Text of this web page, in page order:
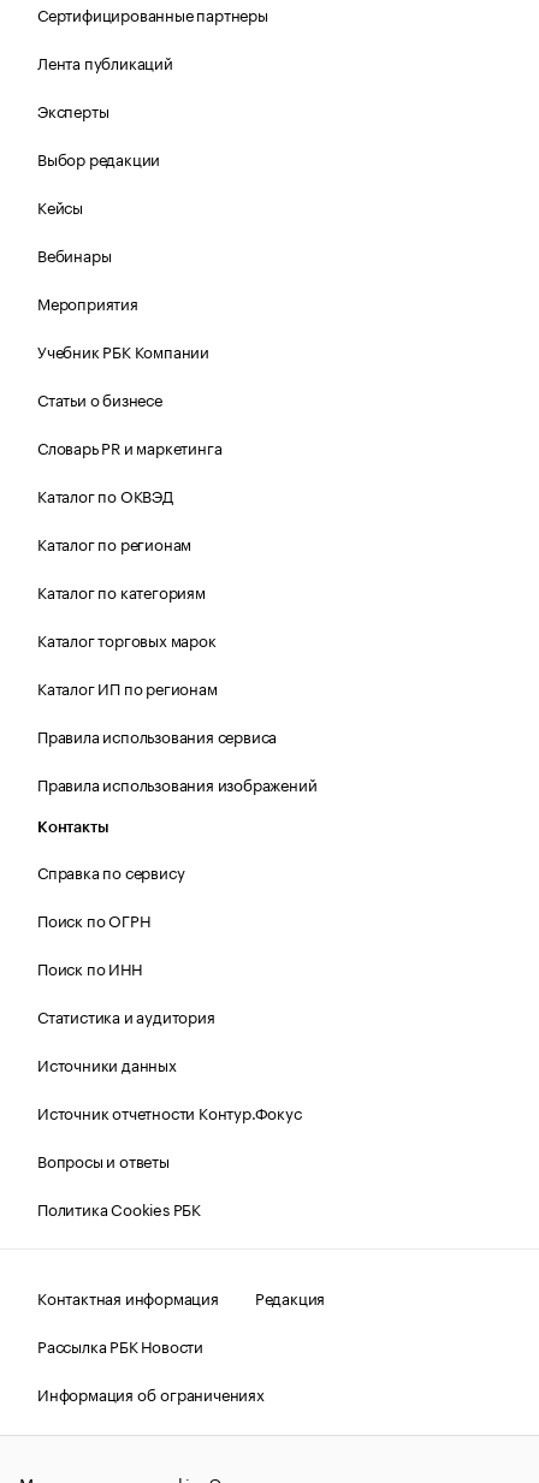
Сертифицированные партнеры
Лента публикаций
Эксперты
Выбор редакции
Кейсы
Вебинары
Мероприятия
Учебник РБК Компании
Статьи о бизнесе
Словарь PR и маркетинга
Каталог по ОКВЭД
Каталог по регионам
Каталог по категориям
Каталог торговых марок
Каталог ИП по регионам
Правила использования сервиса
Правила использования изображений
Контакты
Справка по сервису
Поиск по ОГРН
Поиск по ИНН
Статистика и аудитория
Источники данных
Источник отчетности Контур.Фокус
Вопросы и ответы
Политика Cookies РБК
Контактная информация
Редакция
Рассылка РБК Новости
Информация об ограничениях
Правовая информация
О соблюдении авторских прав